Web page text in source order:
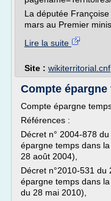
La députée
mars au Premier
Lire la suite
Site :
Compte épargne
Compte épargne
Références :
Décret n° 2004-878
épargne temps dans
28 août 2004),
Décret n°2010-531
épargne temps dans
du 28 mai 2010),